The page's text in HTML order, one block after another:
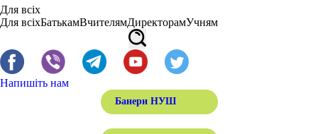
Для всіх
Для всіхБатькамВчителямДиректорамУчням
Напишіть нам
Банери НУШ